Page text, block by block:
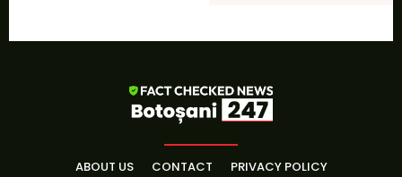
ABOUT US CONTACT PRIVACY POLICY